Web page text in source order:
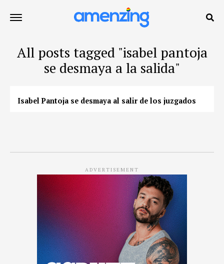
All posts tagged "isabel pantoja
se desmaya a la salida"
Isabel Pantoja se desmaya al salir de los juzgados
ADVERTISEMENT